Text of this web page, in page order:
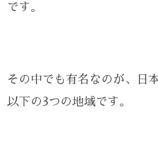
です。
その中でも有名なのが、日
以下の3つの地域です。